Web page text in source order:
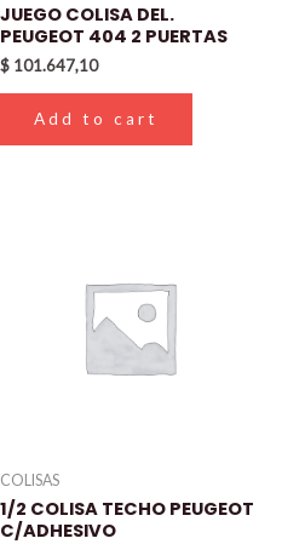
JUEGO COLISA DEL.
PEUGEOT 404 2 PUERTAS
$ 101.647,10
Add to cart
COLISAS
1/2 COLISA TECHO PEUGEOT
C/ADHESIVO